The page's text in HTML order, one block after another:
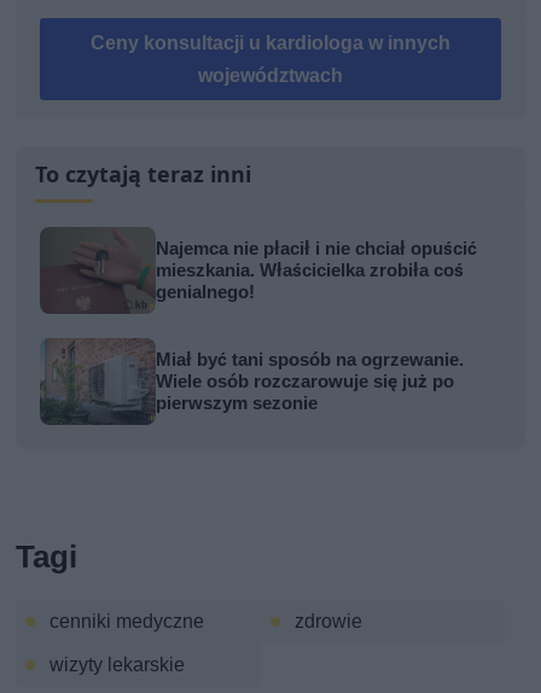
Ceny konsultacji u kardiologa w innych
województwach
To czytają teraz inni
Najemca nie płacił i nie chciał opuścić
mieszkania. Właścicielka zrobiła coś
genialnego!
Miał być tani sposób na ogrzewanie.
Wiele osób rozczarowuje się już po
pierwszym sezonie
Tagi
cenniki medyczne
zdrowie
wizyty lekarskie